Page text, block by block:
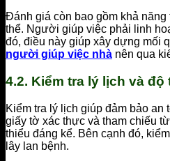
Đánh giá còn bao gồm khả
thể. Người giúp việc phải linh
đó, điều này giúp xây dựng mối
người giúp việc nhà nên qua
4.2. Kiểm tra lý lịch và độ
Kiểm tra lý lịch giúp đảm bảo an
giấy tờ xác thực và tham chiếu
thiểu đáng kể. Bên cạnh đó,
lây lan bệnh.